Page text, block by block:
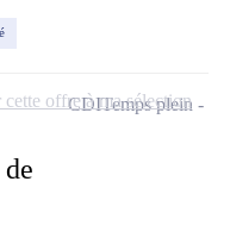
CDITemps plein
offre à ma sélection